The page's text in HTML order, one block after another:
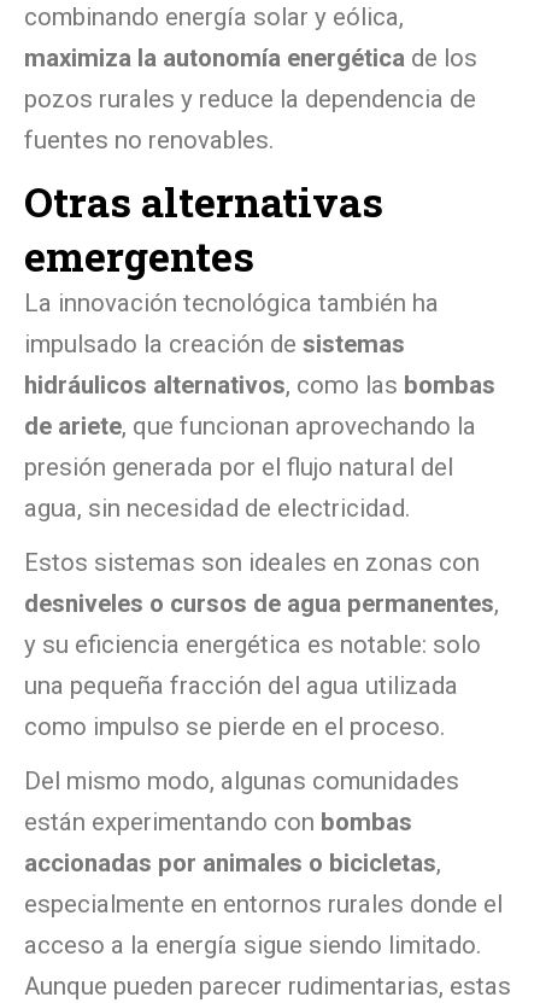
combinando energía solar y eólica,
maximiza la autonomía energética de los
pozos rurales y reduce la dependencia de
fuentes no renovables.
Otras alternativas
emergentes
La innovación tecnológica también ha
impulsado la creación de sistemas
hidráulicos alternativos, como las bombas
de ariete, que funcionan aprovechando la
presión generada por el flujo natural del
agua, sin necesidad de electricidad.
Estos sistemas son ideales en zonas con
desniveles o cursos de agua permanentes,
y su eficiencia energética es notable: solo
una pequeña fracción del agua utilizada
como impulso se pierde en el proceso.
Del mismo modo, algunas comunidades
están experimentando con bombas
accionadas por animales o bicicletas,
especialmente en entornos rurales donde el
acceso a la energía sigue siendo limitado.
Aunque pueden parecer rudimentarias, estas